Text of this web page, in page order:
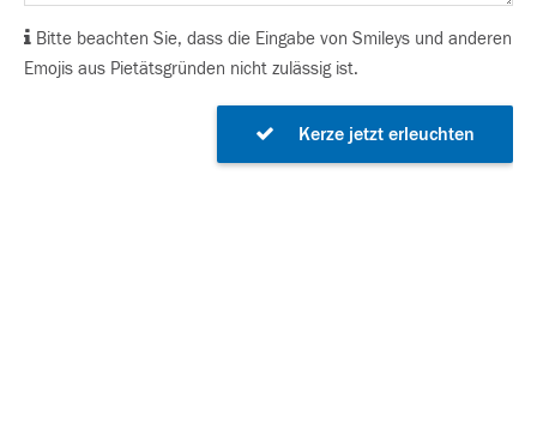
Bitte beachten Sie, dass die Eingabe von Smileys und anderen
Emojis aus Pietätsgründen nicht zulässig ist.
Kerze jetzt erleuchten